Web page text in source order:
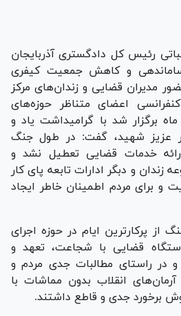
رئیس کل دادگستری آذربایجان
و کاهش جمعیت کیفری
مدیران قضایی و زندان‌های مرکز
اعضای متناظر حوزه‌های
۱۰ خرداد ماه برگزار شد با گرامیداشت یاد و
عزیز شهید، گفت: در طول جنگ
خدمات قضایی تعطیل نشد و
و دبگر ادارات تابعه پای کار
و برای مردم اطمینان خاطر ایجاد
از پرکارترین ایام در حوزه اجرای
قضایی با شجاعت، تعهد و
و در راستای مطالبات جدی مردم و
انقلاب بدون مماشات با
برخورد جدی و قاطع داشتند.